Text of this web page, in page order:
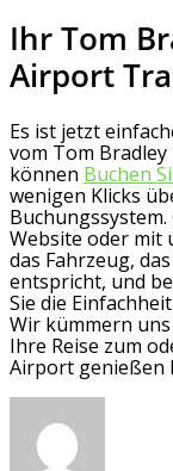
Ihr Tom
Airport
Es ist jetzt
vom Tom
können Buchen
wenigen Klicks
Website oder mit
das Fahrzeug,
entspricht, und
Sie die
Wir kümmern
Ihre Reise zum
Airport genießen